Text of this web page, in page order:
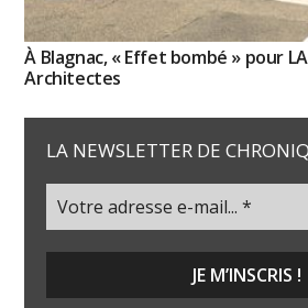
À Blagnac, « Effet bombé » pour LA
Architectes
LA NEWSLETTER DE